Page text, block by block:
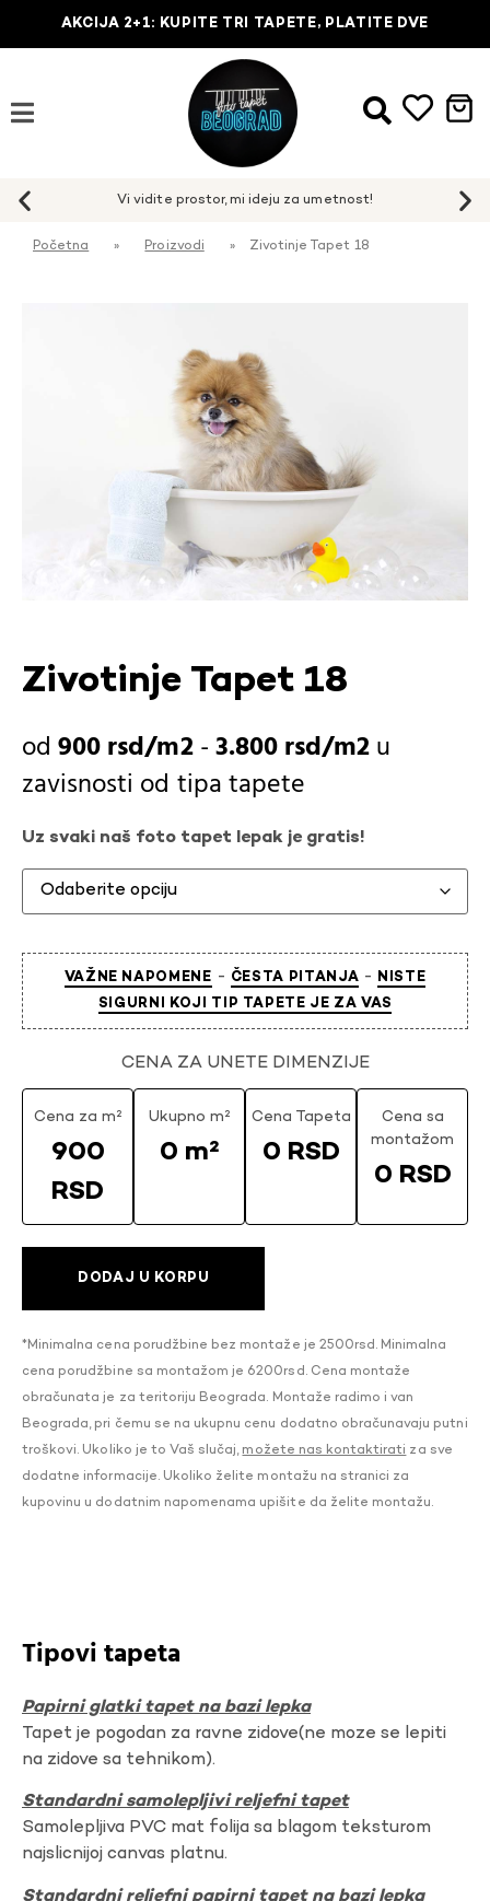
AKCIJA 2+1: KUPITE TRI TAPETE, PLATITE DVE
Početna » Proizvodi » Zivotinje Tapet 18
Zivotinje Tapet 18
900rsd -3.800rsd
u
zavisnosti od tipa tapete
Uz svaki naš foto tapet lepak je gratis!
VAŽNE NAPOMENE - ČESTA PITANJA - NISTE
SIGURNI KOJI TIP TAPETE JE ZA VAS
CENA ZA UNETE DIMENZIJE
Cena za m²
900
RSD
Ukupno m²
0 m²
Cena Tapeta
0 RSD
Cena sa
montažom
0 RSD
DODAJ U KORPU
*Minimalna cena porudžbine bez montaže je 2500rsd. Minimalna
cena porudžbine sa montažom je 6200rsd. Cena montaže
obračunata je za teritoriju Beograda. Montaže radimo i van
Beograda, pri čemu se na ukupnu cenu dodatno obračunavaju putni
troškovi. Ukoliko je to Vaš slučaj, možete nas kontaktirati za sve
dodatne informacije. Ukoliko želite montažu na stranici za
kupovinu u dodatnim napomenama upišite da želite montažu.
Tipovi tapeta
Papirni glatki tapet na bazi lepka
Tapet je pogodan za ravne zidove(ne moze se lepiti
na zidove sa tehnikom).
Standardni samolepljivi reljefni tapet
Samolepljiva PVC mat folija sa blagom teksturom
najslicnijoj canvas platnu.
Standardni reljefni papirni tapet na bazi lepka